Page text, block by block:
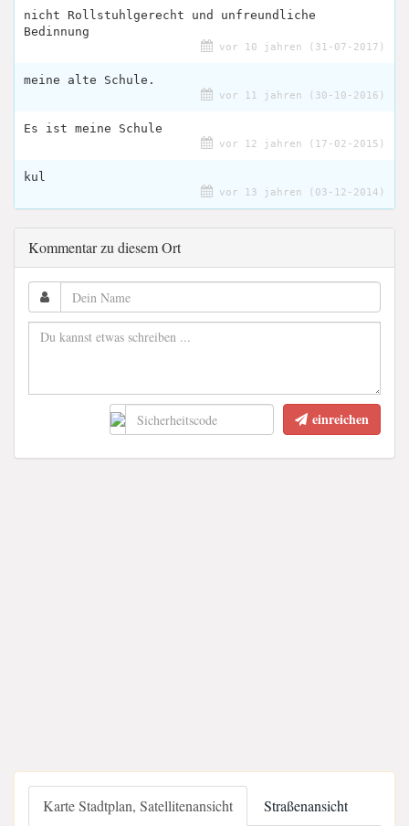
nicht Rollstuhlgerecht und unfreundliche
Bedinnung
vor 10 jahren (31-07-2017)
meine alte Schule.
vor 11 jahren (30-10-2016)
Es ist meine Schule
vor 12 jahren (17-02-2015)
kul
vor 13 jahren (03-12-2014)
Kommentar zu diesem Ort
einreichen
Karte Stadtplan, Satellitenansicht Straßenansicht